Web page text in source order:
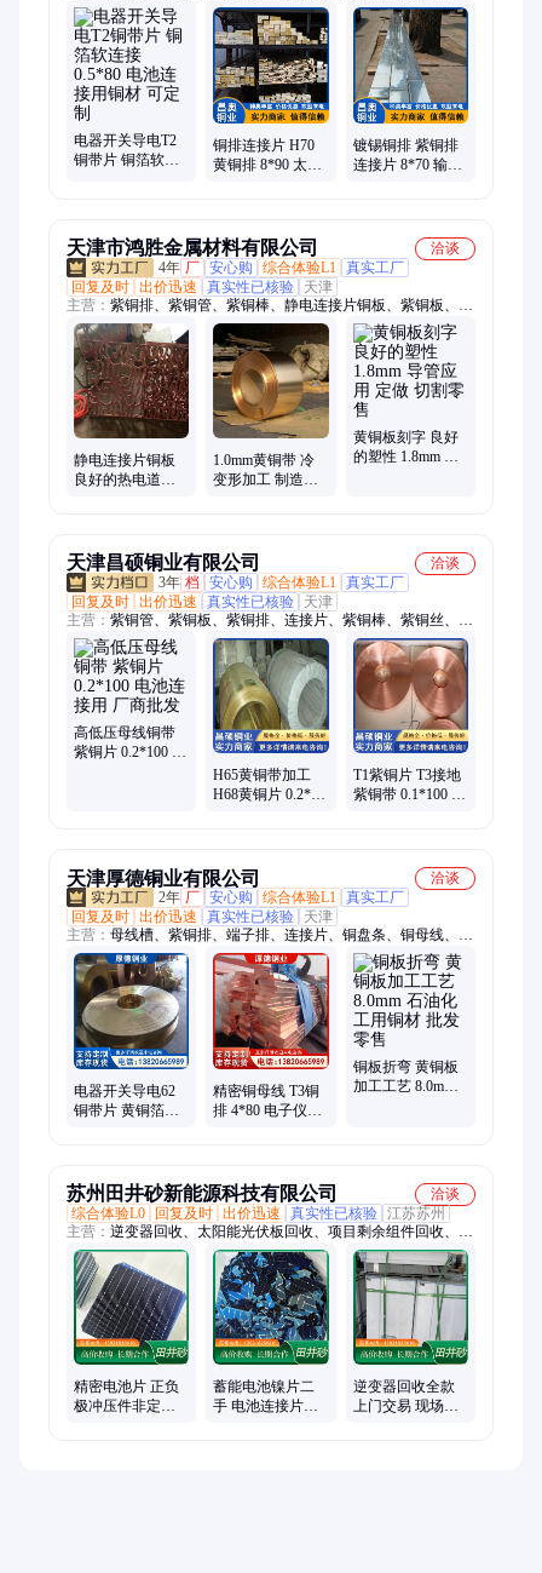
锡铜排、空调铜管、黄铜管、黄铜板、黄铜排、锡青铜棒、铜母
线、止水铜板、TU2紫铜板、T2空调铜管、镀锡铜母线、C11000
紫铜排、T2紫铜带、T2止水铜片、T2铜板、裸铜编织带、镀锡
扁铜线、T2铜排、C1011紫铜板、T2紫铜棒
电器开关导电T2
铜带片 铜箔软连
铜排连接片 H70
黄铜排 8*90 太阳
镀锡铜排 紫铜排
连接片 8*70 输电
天津市鸿胜金属材料有限公司
洽谈
4年 厂 安心购 综合体验L1
真实工厂
回复及时 出价迅速 真实性已核验
天津
主营： 紫铜排、紫铜管、紫铜棒、静电连接片铜板、紫铜板、止
水铜板、紫铜带、铜软连接、空调铜管、黄铜排、黄铜管、黄铜
板、黄铜带、铝排、覆塑铜管、t2紫铜排、铜母线、机房铜排、
电工铜排、红铜管、冷媒铜管、汇流铜排、异形铜排、接地铜
排、地铁铜排、模具焊药
静电连接片铜板
良好的热电道性
1.0mm黄铜带 冷
变形加工 制造精
黄铜板刻字 良好
的塑性 1.8mm 导
天津昌硕铜业有限公司
洽谈
3年 档 安心购 综合体验L1 真实工厂
回复及时 出价迅速 真实性已核验
天津
主营： 紫铜管、紫铜板、紫铜排、连接片、紫铜棒、紫铜丝、空
调铜管、镀锌铜排、接地铜排、紫铜带、黄铜管、黄铜板、黄铜
排、黄铜带、紫铜线、镀锡铜母线、T2紫铜排、铜包铝排、T2紫
铜板、T2紫铜棒、TP2脱脂铜管、紫铜带加工、TMY镀锡铜母
线、机房汇流铜排、紫铜管折弯加工、H65黄铜棒
高低压母线铜带
紫铜片 0.2*100 电
H65黄铜带加工
H68黄铜片 0.2*50
T1紫铜片 T3接地
紫铜带 0.1*100 电
天津厚德铜业有限公司
洽谈
2年 厂 安心购 综合体验L1 真实工厂
回复及时 出价迅速 真实性已核验
天津
主营： 母线槽、紫铜排、端子排、连接片、铜盘条、铜母线、软
铜排、六角铜排、包塑铜排、电器开关、铜包铝排、端子铜排、
镀银铜排、软态铜排、电气铜排、汇流铜排、电力铜排、电子仪
器、无氧铜排、开关设备、接地铜排、动力铜排、镀锡铜排、异
形铜排、定尺铜排、空调设备
电器开关导电62
铜带片 黄铜箔
精密铜母线 T3铜
排 4*80 电子仪器
铜板折弯 黄铜板
加工工艺 8.0mm
苏州田井砂新能源科技有限公司
洽谈
综合体验L0
回复及时 出价迅速 真实性已核验 江苏苏州
主营： 逆变器回收、太阳能光伏板回收、项目剩余组件回收、电
池片、报废光伏板回收
精密电池片 正负
极冲压件非定定
蓄能电池镍片二
手 电池连接片回
逆变器回收全款
上门交易 现场估